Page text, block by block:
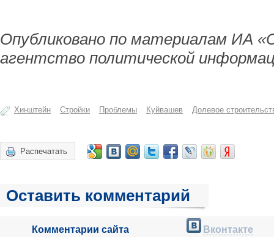
Опубликовано по материалам ИА
агентство политической
Хинштейн Стройки Проблемы Куйвашев Долевое
Распечатать
Оставить комментарий
Комментарии сайта Вконтакте